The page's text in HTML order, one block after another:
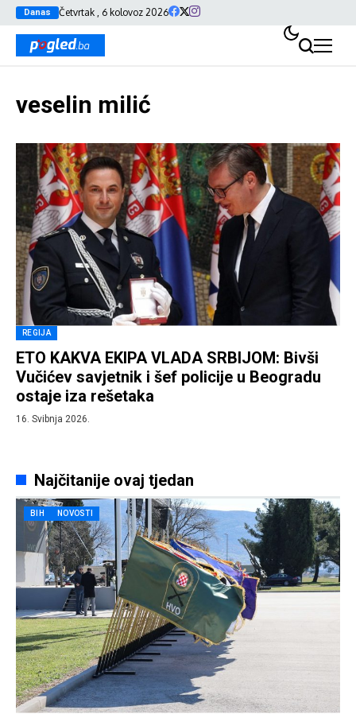
Danas Četvrtak , 6 kolovoz 2026
veselin milić
REGIJA
ETO KAKVA EKIPA VLADA SRBIJOM: Bivši
Vučićev savjetnik i šef policije u Beogradu
ostaje iza rešetaka
16. Svibnja 2026.
Najčitanije ovaj tjedan
BIH NOVOSTI